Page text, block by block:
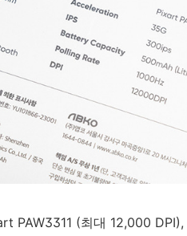
PAW3311 (최대 12,000